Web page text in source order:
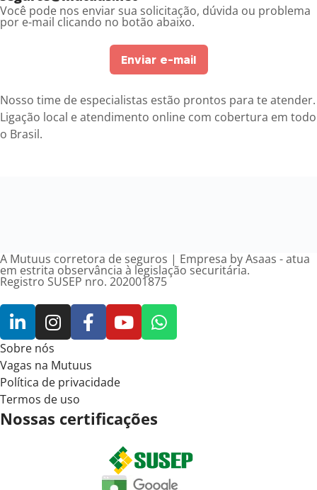
Você pode nos enviar sua solicitação, dúvida ou problema
por e-mail clicando no botão abaixo.
Enviar e-mail
Nosso time de especialistas estão prontos para te atender.
Ligação local e atendimento online com cobertura em todo
o Brasil.
A Mutuus corretora de seguros | Empresa by Asaas - atua
em estrita observância à legislação securitária.
Registro SUSEP nro. 202001875
Sobre nós
Vagas na Mutuus
Política de privacidade
Termos de uso
Nossas certificações